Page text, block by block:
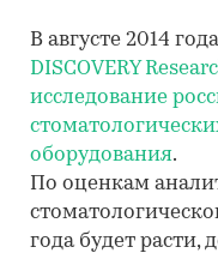
В августе 2014
DISCOVERY
исследование
оборудования.
По оценкам
года будет расти,